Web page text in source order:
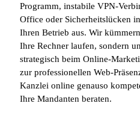
Programm, instabile VPN-
Office oder Sicherheitslücken
Ihren Betrieb aus. Wir
Ihre Rechner laufen, sondern
strategisch beim Online-
zur professionellen Web-
Kanzlei online genauso
Ihre Mandanten beraten.